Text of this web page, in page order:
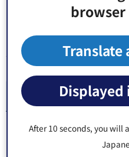
browser
Translate
Displayed
After 10 seconds, you
［区立以外の保育園］保育
［その他測定全般に関する
食の安全係：03-3647-5812
関連ドキュメント
令和2年度食品中の放
1,136KB）（別ウィン